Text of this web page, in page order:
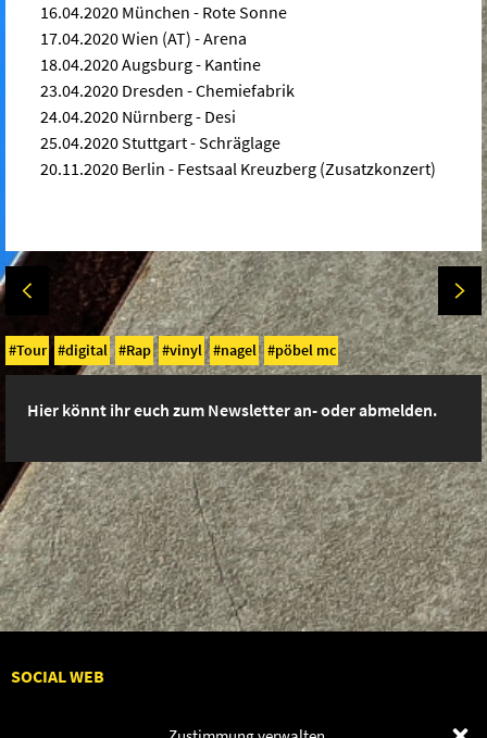
16.04.2020 München - Rote Sonne
17.04.2020 Wien (AT) - Arena
18.04.2020 Augsburg - Kantine
23.04.2020 Dresden - Chemiefabrik
24.04.2020 Nürnberg - Desi
25.04.2020 Stuttgart - Schräglage
20.11.2020 Berlin - Festsaal Kreuzberg (Zusatzkonzert)
Tour digital Rap vinyl nagel pöbel mc
Hier könnt ihr euch zum Newsletter an- oder abmelden.
SOCIAL WEB